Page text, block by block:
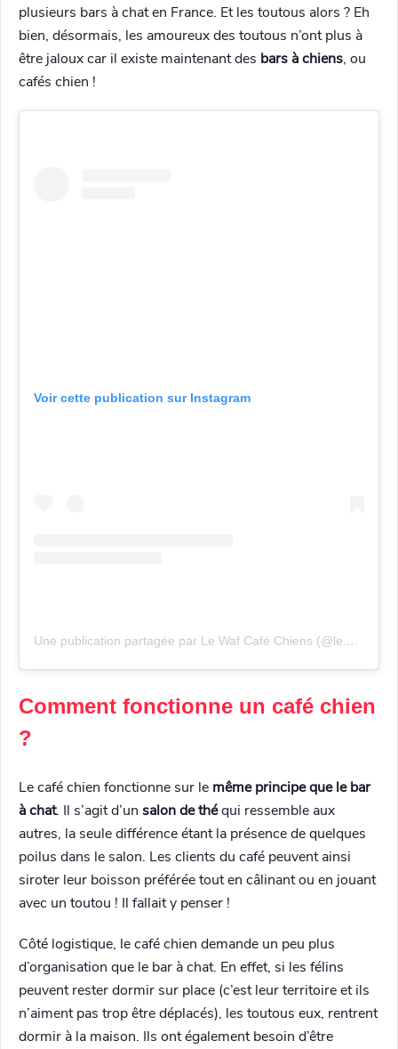
plusieurs bars à chat en France. Et les toutous alors ? Eh
bien, désormais, les amoureux des toutous n’ont plus à
être jaloux car il existe maintenant des bars à chiens, ou
cafés chien !
Voir cette publication sur Instagram
Une publication partagée par Le Waf Café Chiens (@le.waf)
Comment fonctionne un café chien
?
Le café chien fonctionne sur le même principe que le bar
à chat. Il s’agit d’un salon de théqui ressemble aux
autres, la seule différence étant la présence de quelques
poilus dans le salon. Les clients du café peuvent ainsi
siroter leur boisson préférée tout en câlinant ou en jouant
avec un toutou ! Il fallait y penser !
Côté logistique, le café chien demande un peu plus
d’organisation que le bar à chat. En effet, si les félins
peuvent rester dormir sur place (c’est leur territoire et ils
n’aiment pas trop être déplacés), les toutous eux, rentrent
dormir à la maison. Ils ont également besoin d’être